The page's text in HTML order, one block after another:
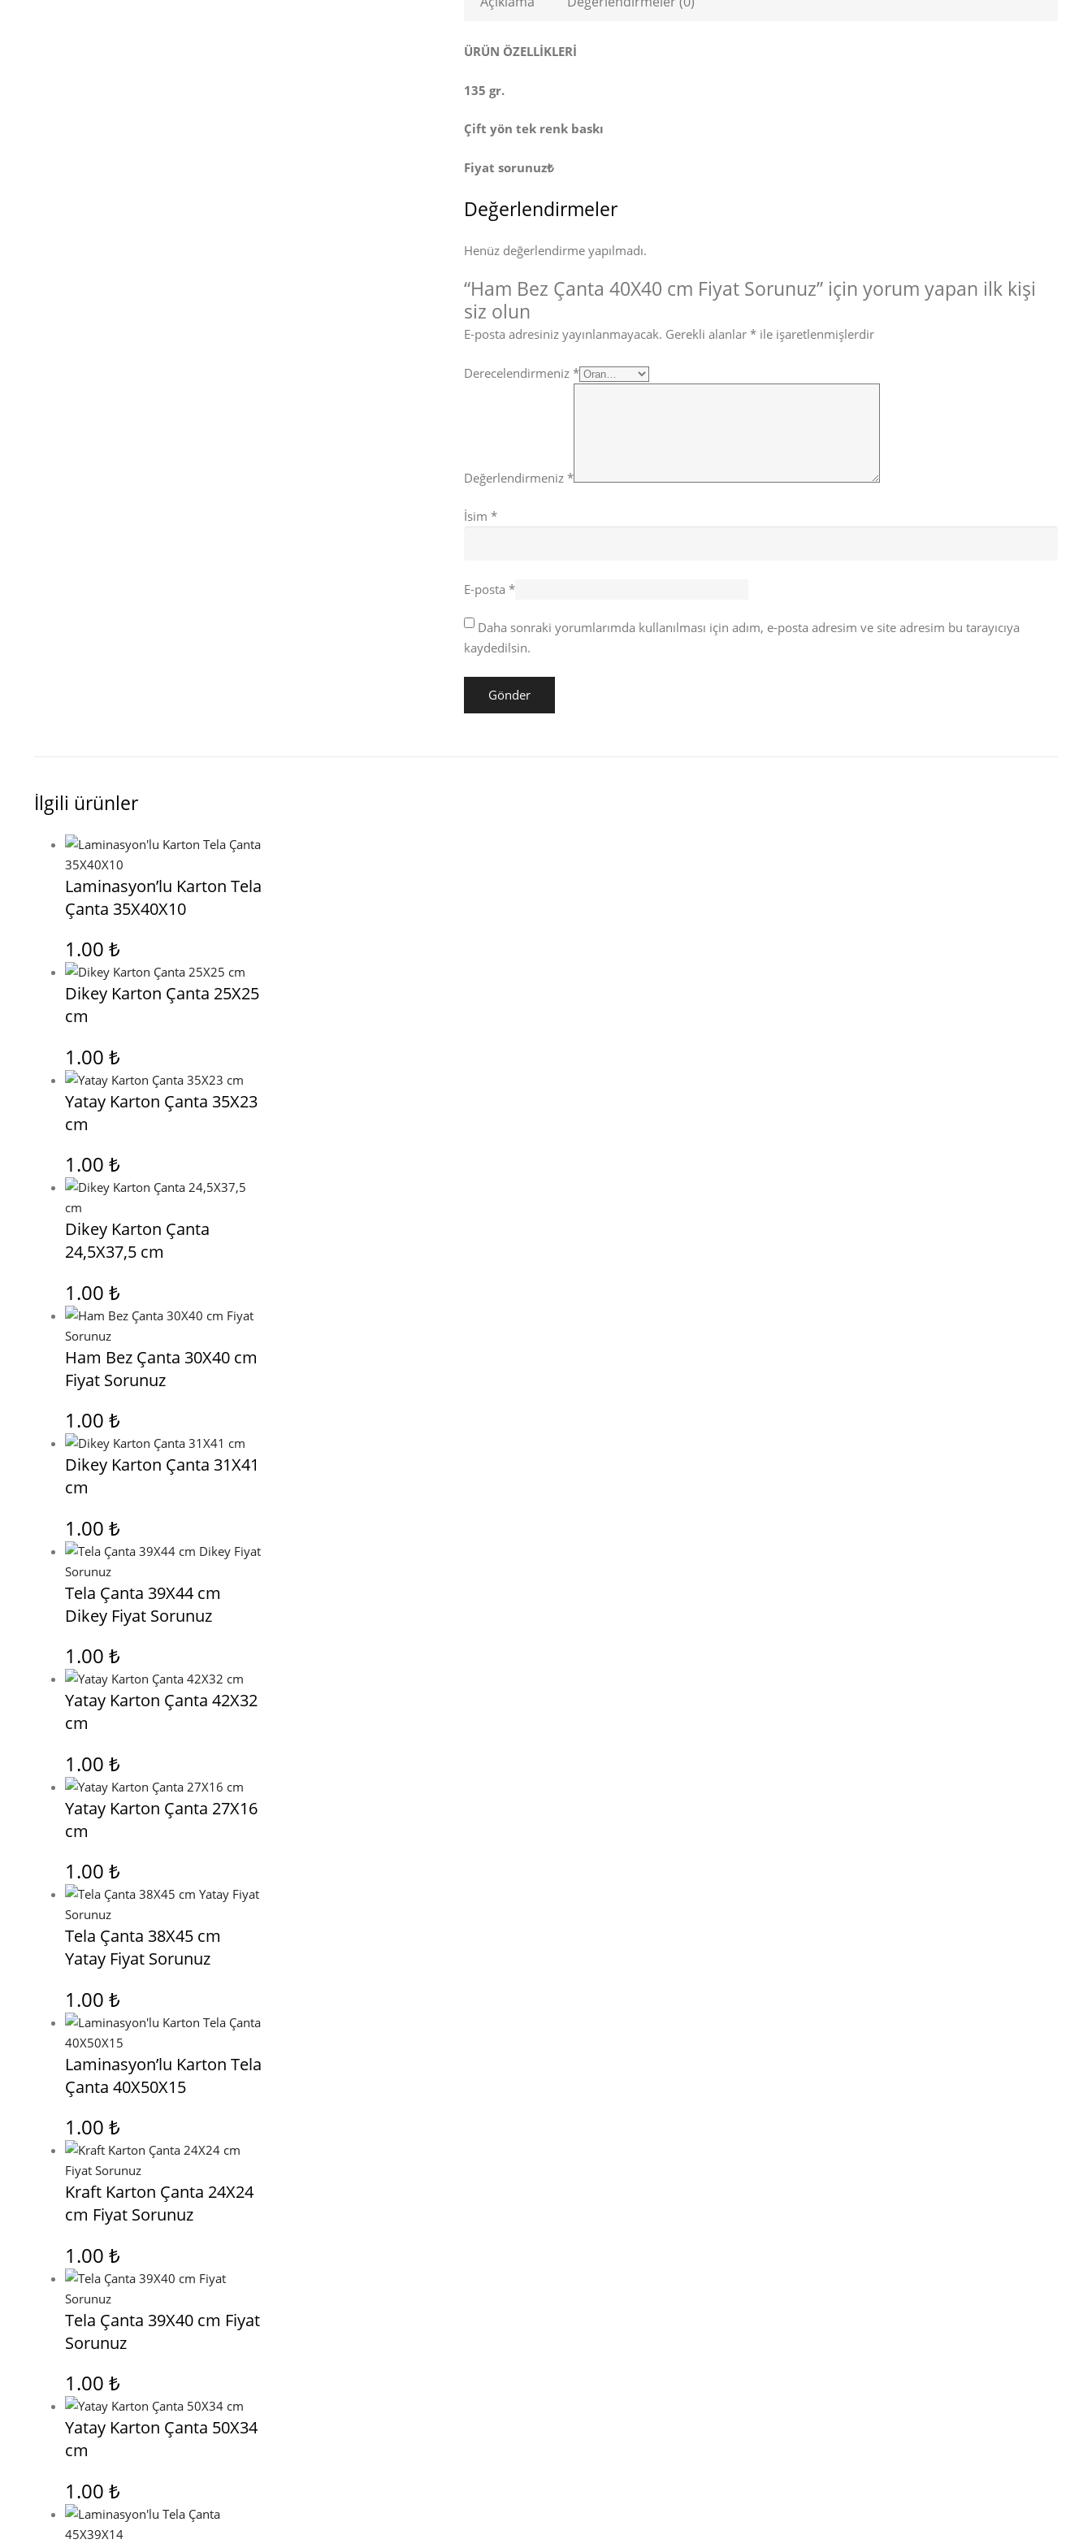
ÜRÜN ÖZELLİKLERİ
135 gr.
Çift yön tek renk baskı
Fiyat sorunuz₺
Değerlendirmeler
Henüz değerlendirme yapılmadı.
“Ham Bez Çanta 40X40 cm Fiyat Sorunuz” için yorum yapan ilk kişi
siz olun
E-posta adresiniz yayınlanmayacak. Gerekli alanlar* ile işaretlenmişlerdir
Derecelendirmeniz*
Değerlendirmeniz*
İsim*
E-posta*
Daha sonraki yorumlarımda kullanılması için adım, e-posta adresim ve site adresim bu tarayıcıya
kaydedilsin.
İlgili ürünler
Laminasyon’lu Karton Tela
Çanta 35X40X10
1.00 ₺
Dikey Karton Çanta 25X25
cm
1.00 ₺
Yatay Karton Çanta 35X23
cm
1.00 ₺
Dikey Karton Çanta
24,5X37,5 cm
1.00 ₺
Ham Bez Çanta 30X40 cm
Fiyat Sorunuz
1.00 ₺
Dikey Karton Çanta 31X41
cm
1.00 ₺
Tela Çanta 39X44 cm
Dikey Fiyat Sorunuz
1.00 ₺
Yatay Karton Çanta 42X32
cm
1.00 ₺
Yatay Karton Çanta 27X16
cm
1.00 ₺
Tela Çanta 38X45 cm
Yatay Fiyat Sorunuz
1.00 ₺
Laminasyon’lu Karton Tela
Çanta 40X50X15
1.00 ₺
Kraft Karton Çanta 24X24
cm Fiyat Sorunuz
1.00 ₺
Tela Çanta 39X40 cm Fiyat
Sorunuz
1.00 ₺
Yatay Karton Çanta 50X34
cm
1.00 ₺